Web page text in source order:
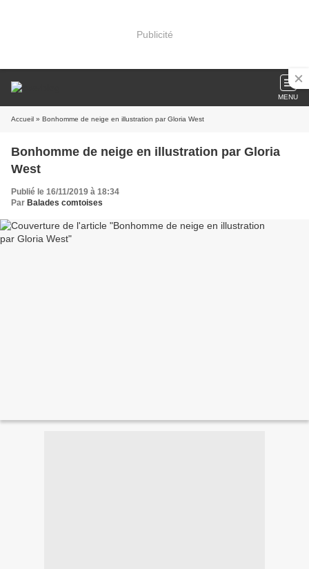
Publicité
MENU
Accueil » Bonhomme de neige en illustration par Gloria West
Bonhomme de neige en illustration par Gloria
West
Publié le 16/11/2019 à 18:34
Par Balades comtoises